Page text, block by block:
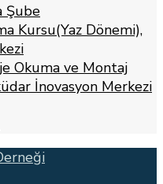
Şube
Kursu(Yaz Dönemi),
Okuma ve Montaj
İnovasyon Merkezi